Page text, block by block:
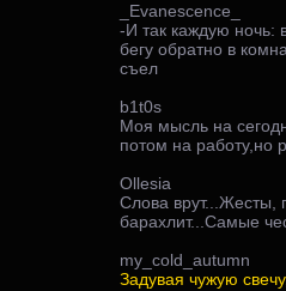
_Evanescence_
-И так каждую ночь:
бегу обратно в
съел
b1t0s
Моя мысль на
потом на работу,но
Ollesia
Слова врут...Жесты,
барахлит...Самые
my_cold_autumn
Задувая чужую